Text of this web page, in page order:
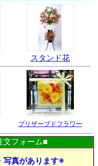
スタンド花
プリザーブドフラワー
文フォーム■
写真があります※